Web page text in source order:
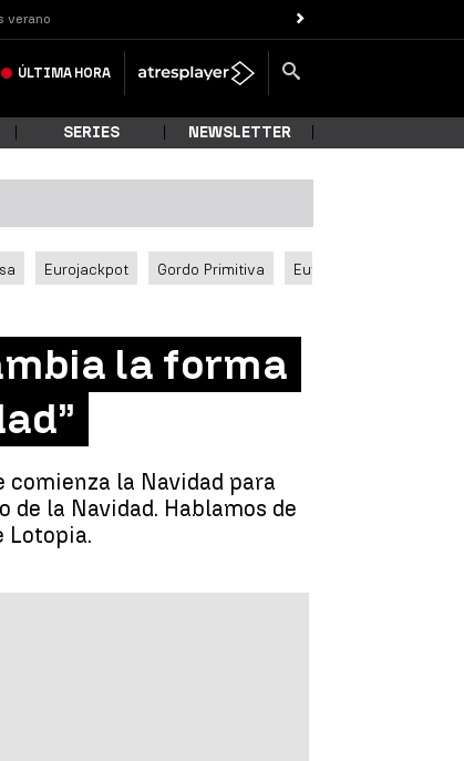
verano
ÚLTIMA HORA
SERIES NEWSLETTER
Eurojackpot Gordo Primitiva Euromillones
la forma
comienza la Navidad para
la Navidad. Hablamos de
Lotopia.